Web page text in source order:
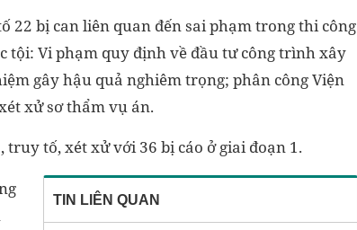
22 bị can liên quan đến sai phạm trong thi công
tội: Vi phạm quy định về đầu tư công trình xây
gây hậu quả nghiêm trọng; phân công Viện
xử sơ thẩm vụ án.
tố, xét xử với 36 bị cáo ở giai đoạn 1.
TIN LIÊN QUAN